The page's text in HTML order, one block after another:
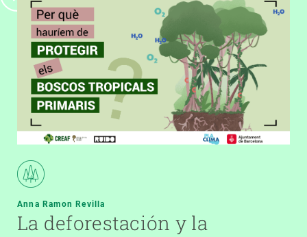
Anna Ramon Revilla
La deforestación y la